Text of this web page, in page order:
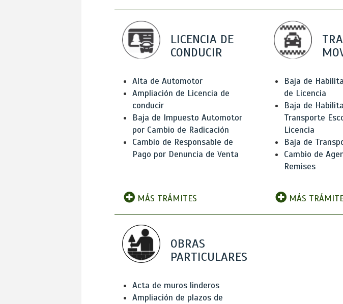
LICENCIA DE
CONDUCIR
Alta de Automotor
Ampliación de Licencia de
conducir
Baja de Impuesto Automotor
por Cambio de Radicación
Cambio de Responsable de
Pago por Denuncia de Venta
MÁS TRÁMITES
Baja de
de Licencia
Baja de
Transporte
Licencia
Baja de
Cambio de
Remises
MÁS
OBRAS
PARTICULARES
Acta de muros linderos
Ampliación de plazos de